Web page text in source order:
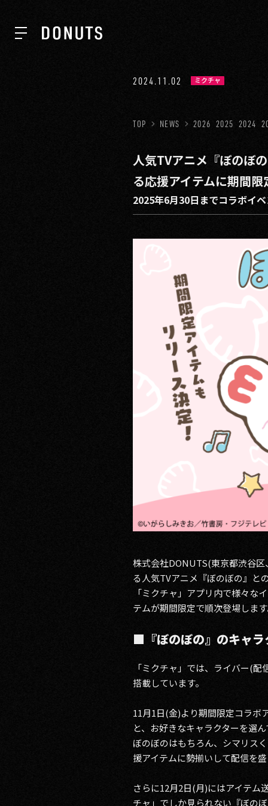
ABOUT
SERVICES
CONTACT
2024.11.02 ミクチャ
TOP NEWS 2026 2025 2024
人気TVアニメ『ぼのぼ
る応援アイテムに期間
2025年6月30日までコラボイ
株式会社DONUTS(東京都渋谷
る人気TVアニメ『ぼのぼの』と
「ミクチャ」アプリ内で様々な
テムが期間限定で順次登場しま
■『ぼのぼの』のキャラ
「ミクチャ」では、ライバー(
搭載しています。
11月1日(金)より期間限定コラボ
と、お好きなキャラクターを選
ぼのぼのはもちろん、シマリス
援アイテムに勢揃いして配信を
さらに12月2日(月)にはアイテム
チャ」でしか見られない『ぼの